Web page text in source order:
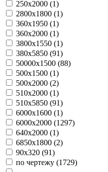
250х2000 (1)
2800х1800 (1)
360х1950 (1)
360х2000 (1)
3800х1550 (1)
380х5850 (91)
50000х1500 (88)
500х1500 (1)
500х2000 (2)
510х2000 (1)
510х5850 (91)
6000х1600 (1)
6000х2000 (1297)
640х2000 (1)
6850х1800 (2)
90х320 (91)
по чертежу (1729)